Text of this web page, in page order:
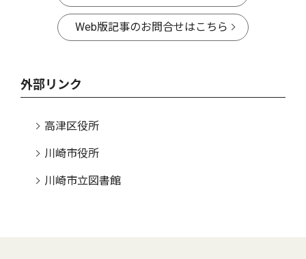
Web版記事のお問合せはこちら
外部リンク
高津区役所
川崎市役所
川崎市立図書館